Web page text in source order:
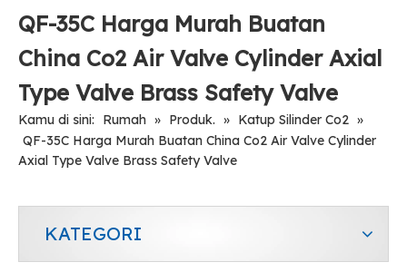
QF-35C Harga Murah Buatan
China Co2 Air Valve Cylinder Axial
Type Valve Brass Safety Valve
Kamu di sini: Rumah » Produk. » Katup Silinder Co2 »
QF-35C Harga Murah Buatan China Co2 Air Valve Cylinder
Axial Type Valve Brass Safety Valve
KATEGORI